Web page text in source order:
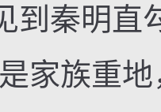
到秦明直
家族重